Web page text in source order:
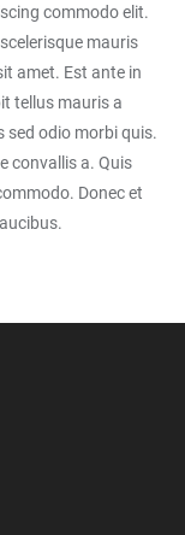
commodo elit.
mauris
amet. Est ante in
tellus mauris a
sed odio morbi quis.
convallis a. Quis
Donec et